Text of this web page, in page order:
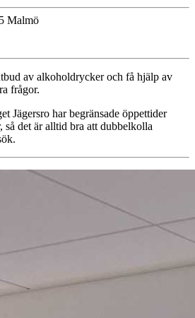
Malmö
av alkoholdrycker och få hjälp av
frågor.
Jägersro har begränsade öppettider
så det är alltid bra att dubbelkolla